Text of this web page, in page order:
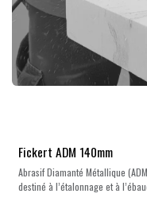
Fickert ADM 140mm
Abrasif Diamanté Métallique
destiné à l’étalonnage et à